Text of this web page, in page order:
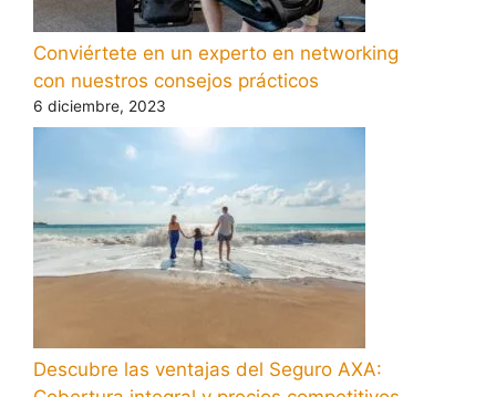
Conviértete en un experto en networking
con nuestros consejos prácticos
6 diciembre, 2023
Descubre las ventajas del Seguro AXA: